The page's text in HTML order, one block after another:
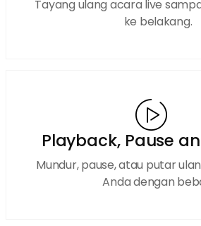
Tayang ulang acara live
ke belakang.
Playback, Pause
Mundur, pause, atau putar
Anda dengan